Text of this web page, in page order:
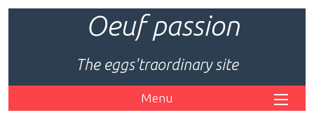
Oeuf passion
The eggs'traordinary site
Menu